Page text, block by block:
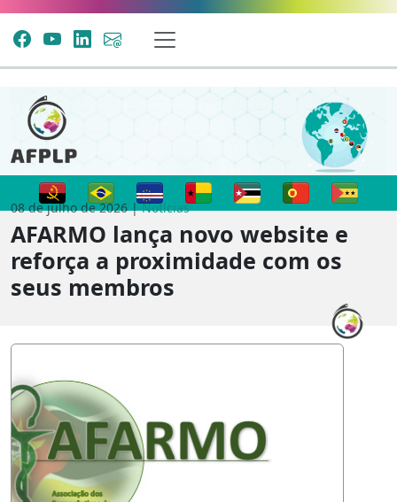
08 de julho de 2026 |Notícias
AFARMO lança novo website e
reforça a proximidade com os
seus membros